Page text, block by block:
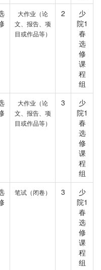
大作业（论
文、报告、项
目或作品等）
2
少
院1
春
选
修
课
程
组
大作业（论
文、报告、项
目或作品等）
3
少
院1
春
选
修
课
程
组
笔试（闭卷） 3
少
院1
春
选
修
课
程
组